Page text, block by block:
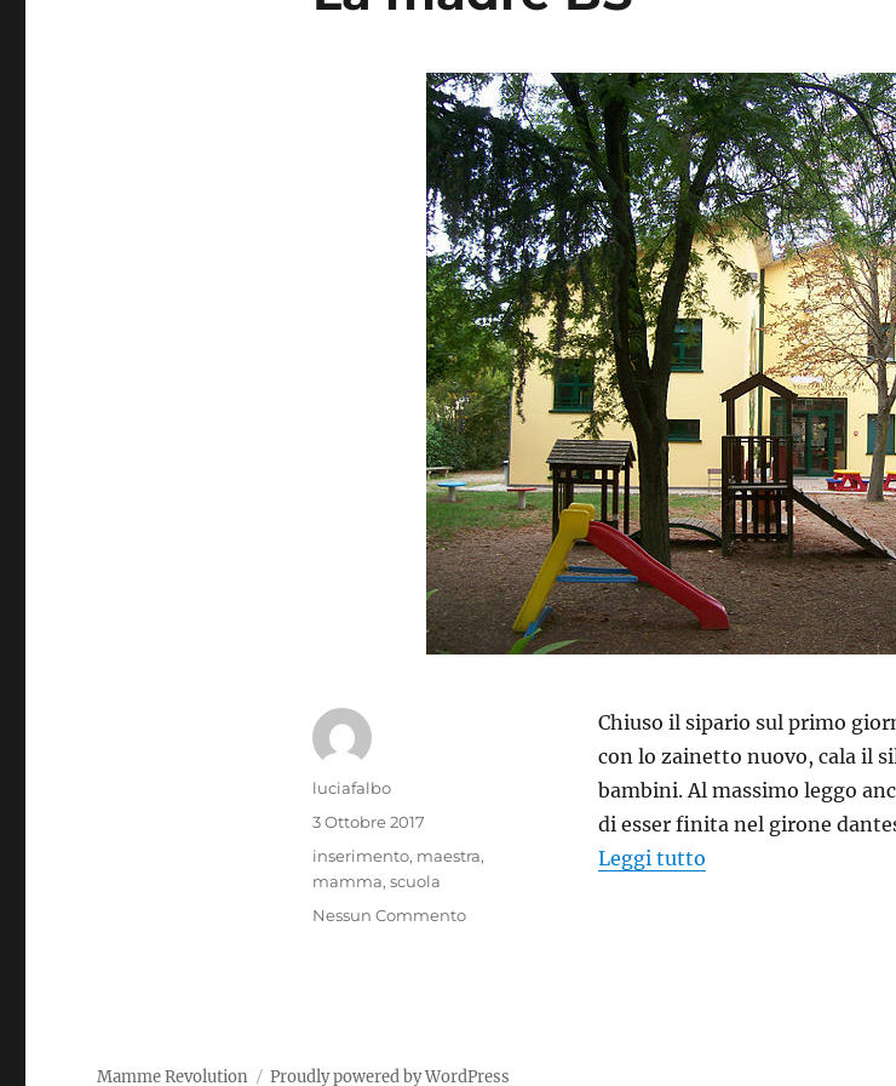
Chiuso il sipario sul primo
con lo zainetto nuovo, cala il
bambini. Al massimo leggo
di esser finita nel girone
Leggi tutto
Autore
luciafalbo
Pubblicato
il
3 Ottobre 2017
Tag
inserimento, maestra,
mamma, scuola
Nessun Commento
Mamme Revolution Proudly powered by WordPress